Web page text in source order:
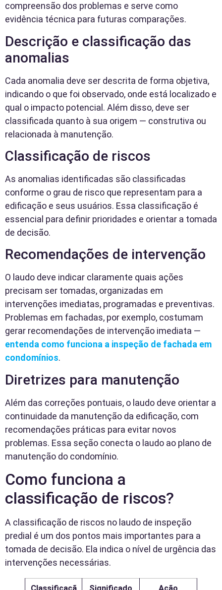
compreensão dos problemas e serve como
evidência técnica para futuras comparações.
Descrição e classificação das
anomalias
Cada anomalia deve ser descrita de forma objetiva,
indicando o que foi observado, onde está localizado e
qual o impacto potencial. Além disso, deve ser
classificada quanto à sua origem — construtiva ou
relacionada à manutenção.
Classificação de riscos
As anomalias identificadas são classificadas
conforme o grau de risco que representam para a
edificação e seus usuários. Essa classificação é
essencial para definir prioridades e orientar a tomada
de decisão.
Recomendações de intervenção
O laudo deve indicar claramente quais ações
precisam ser tomadas, organizadas em
intervenções imediatas, programadas e preventivas.
Problemas em fachadas, por exemplo, costumam
gerar recomendações de intervenção imediata —
entenda como funciona a inspeção de fachada em
condomínios.
Diretrizes para manutenção
Além das correções pontuais, o laudo deve orientar a
continuidade da manutenção da edificação, com
recomendações práticas para evitar novos
problemas. Essa seção conecta o laudo ao plano de
manutenção do condomínio.
Como funciona a
classificação de riscos?
A classificação de riscos no laudo de inspeção
predial é um dos pontos mais importantes para a
tomada de decisão. Ela indica o nível de urgência das
intervenções necessárias.